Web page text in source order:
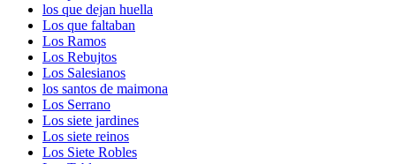
los que dejan huella
Los que faltaban
Los Ramos
Los Rebujtos
Los Salesianos
los santos de maimona
Los Serrano
Los siete jardines
Los siete reinos
Los Siete Robles